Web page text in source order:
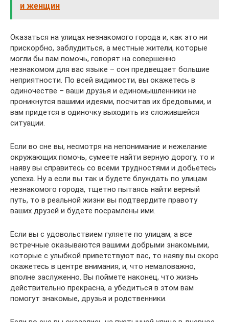
и женщин
Оказаться на улицах незнакомого города и, как это ни
прискорбно, заблудиться, а местные жители, которые
могли бы вам помочь, говорят на совершенно
незнакомом для вас языке – сон предвещает большие
неприятности. По всей видимости, вы окажетесь в
одиночестве – ваши друзья и единомышленники не
проникнутся вашими идеями, посчитав их бредовыми, и
вам придется в одиночку выходить из сложившейся
ситуации.
Если во сне вы, несмотря на непонимание и нежелание
окружающих помочь, сумеете найти верную дорогу, то и
наяву вы справитесь со всеми трудностями и добьетесь
успеха. Ну а если вы так и будете блуждать по улицам
незнакомого города, тщетно пытаясь найти верный
путь, то в реальной жизни вы подтвердите правоту
ваших друзей и будете посрамлены ими.
Если вы с удовольствием гуляете по улицам, а все
встречные оказываются вашими добрыми знакомыми,
которые с улыбкой приветствуют вас, то наяву вы скоро
окажетесь в центре внимания, и, что немаловажно,
вполне заслуженно. Вы поймете наконец, что жизнь
действительно прекрасна, а убедиться в этом вам
помогут знакомые, друзья и родственники.